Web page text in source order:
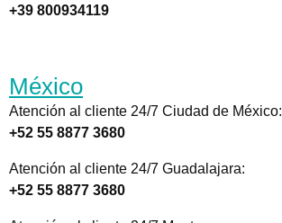
+39 800934119
México
Atención al cliente 24/7 Ciudad de México:
+52 55 8877 3680
Atención al cliente 24/7 Guadalajara:
+52 55 8877 3680